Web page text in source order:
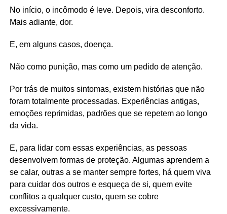
No início, o incômodo é leve. Depois, vira desconforto.
Mais adiante, dor.
E, em alguns casos, doença.
Não como punição, mas como um pedido de atenção.
Por trás de muitos sintomas, existem histórias que não
foram totalmente processadas. Experiências antigas,
emoções reprimidas, padrões que se repetem ao longo
da vida.
E, para lidar com essas experiências, as pessoas
desenvolvem formas de proteção. Algumas aprendem a
se calar, outras a se manter sempre fortes, há quem viva
para cuidar dos outros e esqueça de si, quem evite
conflitos a qualquer custo, quem se cobre
excessivamente.